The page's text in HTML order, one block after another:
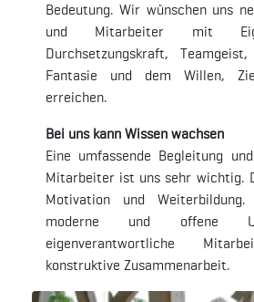
Bedeutung. Wir wünschen uns
und Mitarbeiter mit
Durchsetzungskraft,
Fantasie und dem Willen,
erreichen.
Bei uns kann Wissen wachsen
Eine umfassende Begleitung
Mitarbeiter ist uns sehr wichtig.
Motivation und
moderne und offene
eigenverantwortliche
konstruktive Zusammenarbeit.